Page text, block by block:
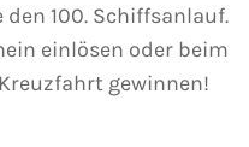
100. Schiffsanlauf.
einlösen oder beim
gewinnen!